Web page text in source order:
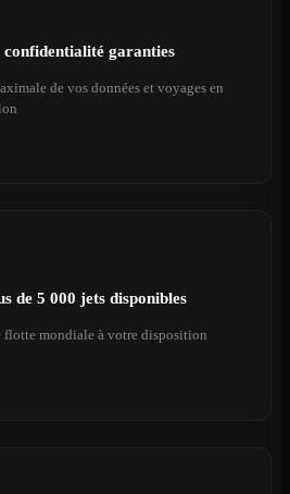
confidentialité garanties
de vos données et voyages en
de 5 000 jets disponibles
flotte mondiale à votre disposition